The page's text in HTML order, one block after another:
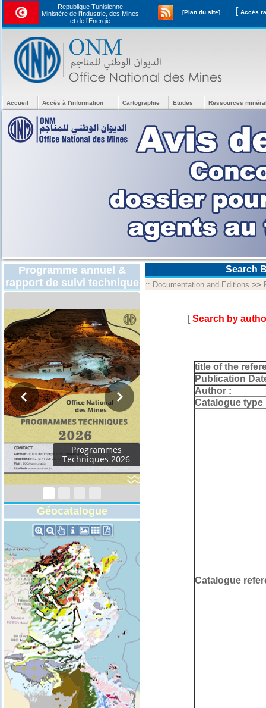
Republique Tunisienne
Ministère de l'Industrie, des Mines
et de l’Energie
[Plan du site] [
Accueil Accès à l'information Cartographie Etudes Ressources
Programme annuel &
rapport de suivi technique
Rapport d'activités
2024
Géocatalogue
Search
:: Documentation and Editions >>
[Search by
title of the
Publication
Author :
Catalogue type
Catalogue